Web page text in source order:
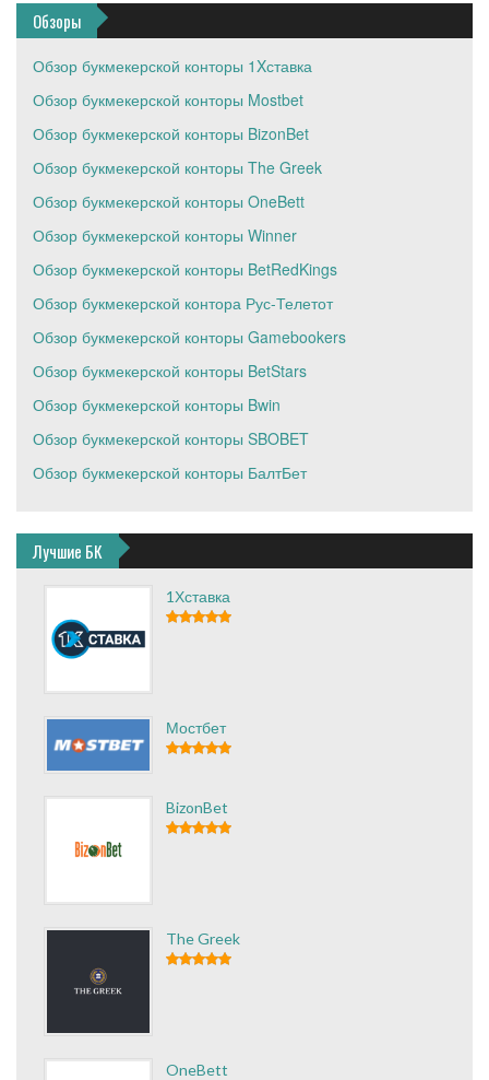
Обзоры
Обзор букмекерской конторы 1Xставка
Обзор букмекерской конторы Mostbet
Обзор букмекерской конторы BizonBet
Обзор букмекерской конторы The Greek
Обзор букмекерской конторы OneBett
Обзор букмекерской конторы Winner
Обзор букмекерской конторы BetRedKings
Обзор букмекерской контора Рус-Телетот
Обзор букмекерской конторы Gamebookers
Обзор букмекерской конторы BetStars
Обзор букмекерской конторы Bwin
Обзор букмекерской конторы SBOBET
Обзор букмекерской конторы БалтБет
Лучшие БК
1Хставка
Мостбет
BizonBet
The Greek
OneBett